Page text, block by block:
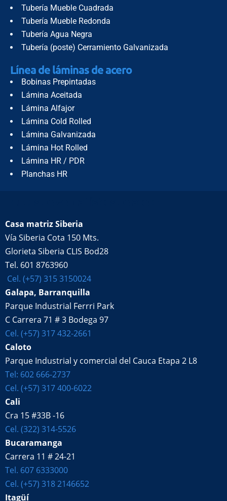
Tubería Mueble Cuadrada
Tubería Mueble Redonda
Tubería Agua Negra
Tubería (poste) Cerramiento Galvanizada
Línea de láminas de acero
Bobinas Prepintadas
Lámina Aceitada
Lámina Alfajor
Lámina Cold Rolled
Lámina Galvanizada
Lámina Hot Rolled
Lámina HR / PDR
Planchas HR
Casa matriz Siberia
Vía Siberia Cota 150 Mts.
Glorieta Siberia CLIS Bod28
Tel. 601 8763960
Cel. (+57) 315 3150024
Galapa, Barranquilla
Parque Industrial Ferrri Park
C Carrera 71 # 3 Bodega 97
Cel. (+57) 317 432-2661
Caloto
Parque Industrial y comercial del Cauca Etapa 2 L8
Tel: 602 666-2737
Cel. (+57) 317 400-6022
Cali
Cra 15 #33B -16
Cel. (322) 314-5526
Bucaramanga
Carrera 11 # 24-21
Tel. 607 6333000
Cel. (+57) 318 2146652
Itagüí